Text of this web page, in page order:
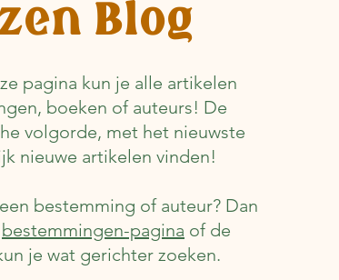
Blog
pagina kun je alle artikelen
boeken of auteurs! De
volgorde, met het nieuwste
nieuwe artikelen vinden!
bestemming of auteur? Dan
bestemmingen-pagina of de
je wat gerichter zoeken.